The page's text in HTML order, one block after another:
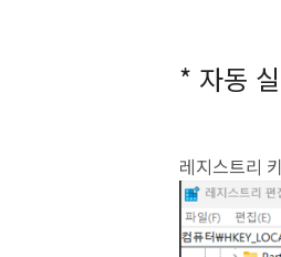
* 자동
레지스트리